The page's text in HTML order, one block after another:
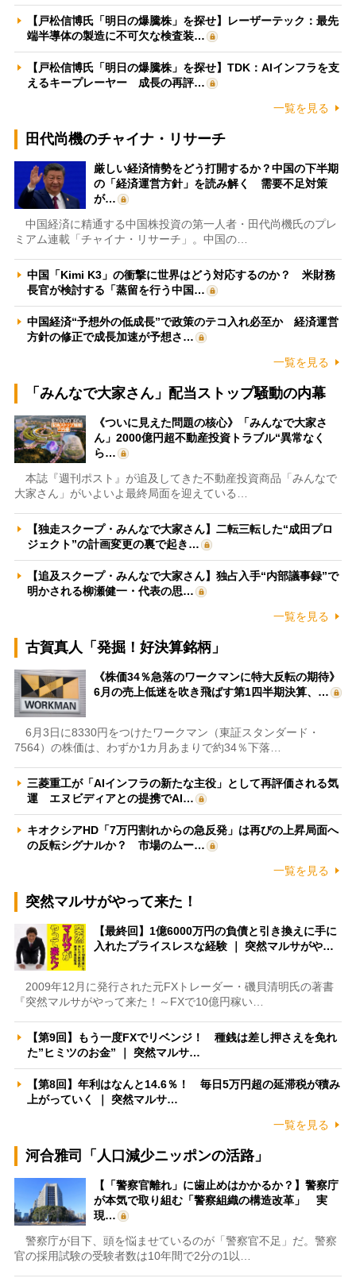
【戸松信博氏「明日の爆騰株」を探せ】レーザーテック：最先
端半導体の製造に不可欠な検査装…
【戸松信博氏「明日の爆騰株」を探せ】TDK：AIインフラを支
えるキープレーヤー 成長の再評…
一覧を見る
田代尚機のチャイナ・リサーチ
厳しい経済情勢をどう打開するか？中国の下半期
の「経済運営方針」を読み解く 需要不足対策
が…
中国経済に精通する中国株投資の第一人者・田代尚機氏のプレ
ミアム連載「チャイナ・リサーチ」。中国の…
中国「Kimi K3」の衝撃に世界はどう対応するのか？ 米財務
長官が検討する「蒸留を行う中国…
中国経済“予想外の低成長”で政策のテコ入れ必至か 経済運営
方針の修正で成長加速が予想さ…
一覧を見る
「みんなで大家さん」配当ストップ騒動の内幕
《ついに見えた問題の核心》「みんなで大家さ
ん」2000億円超不動産投資トラブル“異常なく
ら…
本誌『週刊ポスト』が追及してきた不動産投資商品「みんなで
大家さん」がいよいよ最終局面を迎えている…
【独走スクープ・みんなで大家さん】二転三転した“成田プロ
ジェクト”の計画変更の裏で起き…
【追及スクープ・みんなで大家さん】独占入手“内部議事録”で
明かされる柳瀬健一・代表の思…
一覧を見る
古賀真人「発掘！好決算銘柄」
《株価34％急落のワークマンに特大反転の期待》
6月の売上低迷を吹き飛ばす第1四半期決算、…
6月3日に8330円をつけたワークマン（東証スタンダード・
7564）の株価は、わずか1カ月あまりで約34％下落…
三菱重工が「AIインフラの新たな主役」として再評価される気
運 エヌビディアとの提携でAI…
キオクシアHD「7万円割れからの急反発」は再びの上昇局面へ
の反転シグナルか？ 市場のムー…
一覧を見る
突然マルサがやって来た！
【最終回】1億6000万円の負債と引き換えに手に
入れたプライスレスな経験 ｜ 突然マルサがや…
2009年12月に発行された元FXトレーダー・磯貝清明氏の著書
『突然マルサがやって来た！～FXで10億円稼い…
【第9回】もう一度FXでリベンジ！ 種銭は差し押さえを免れ
た”ヒミツのお金” ｜ 突然マルサ…
【第8回】年利はなんと14.6％！ 毎日5万円超の延滞税が積み
上がっていく ｜ 突然マルサ…
一覧を見る
河合雅司「人口減少ニッポンの活路」
【「警察官離れ」に歯止めはかかるか？】警察庁
が本気で取り組む「警察組織の構造改革」 実
現…
警察庁が目下、頭を悩ませているのが「警察官不足」だ。警察
官の採用試験の受験者数は10年間で2分の1以…